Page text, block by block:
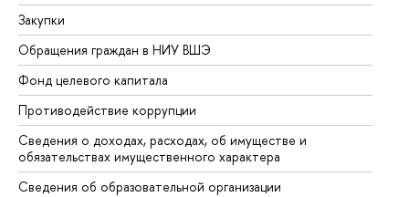
Закупки
Обращения граждан в НИУ ВШЭ
Фонд целевого капитала
Противодействие коррупции
Сведения о доходах, расходах, об имуществе и
обязательствах имущественного характера
Сведения об образовательной организации